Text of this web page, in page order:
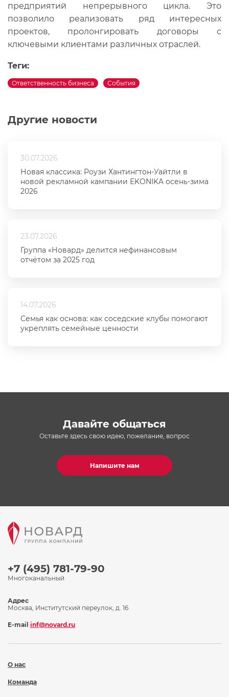
Другие новости
30.07.2026
Новая классика: Роузи Хантингтон-Уайтли в
новой рекламной кампании EKONIKA осень-зима
2026
23.07.2026
Группа «Новард» делится нефинансовым
отчётом за 2025 год
14.07.2026
Семья как основа: как соседские клубы помогают
укреплять семейные ценности
предприятий непрерывного цикла. Это
позволило реализовать ряд интересных
проектов, пролонгировать договоры с
ключевыми клиентами различных отраслей.
Теги:
Ответственность бизнеса События
Давайте общаться
Оставьте здесь свою идею, пожелание, вопрос
Напишите нам
+7 (495) 781-79-90
Многоканальный
О нас
Команда
Адрес
Москва, Институтский переулок, д. 16
E-mail inf@novard.ru